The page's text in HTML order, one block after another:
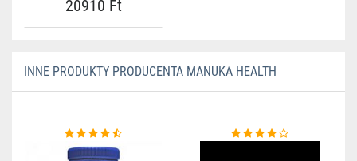
20910 Ft
INNE PRODUKTY PRODUCENTA MANUKA HEALTH